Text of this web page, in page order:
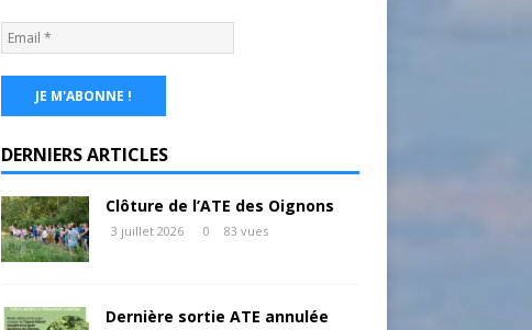
DERNIERS ARTICLES
Clôture de l’ATE des Oignons
3 juillet 2026 0 83 vues
Dernière sortie ATE annulée